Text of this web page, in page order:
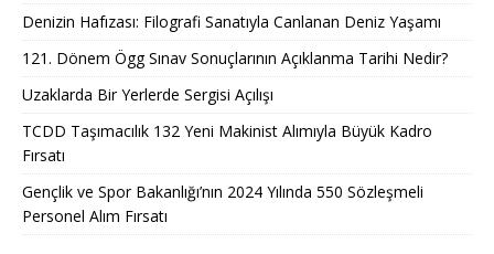
Denizin Hafızası: Filografi Sanatıyla Canlanan Deniz Yaşamı
121. Dönem Ögg Sınav Sonuçlarının Açıklanma Tarihi Nedir?
Uzaklarda Bir Yerlerde Sergisi Açılışı
TCDD Taşımacılık 132 Yeni Makinist Alımıyla Büyük Kadro
Fırsatı
Gençlik ve Spor Bakanlığı’nın 2024 Yılında 550 Sözleşmeli
Personel Alım Fırsatı